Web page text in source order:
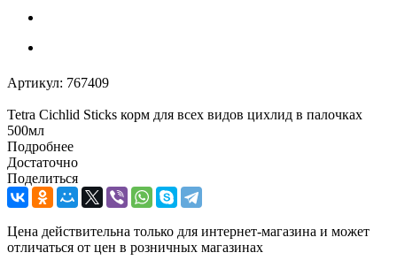
Артикул: 767409
Tetra Cichlid Sticks корм для всех видов цихлид в палочках
500мл
Подробнее
Достаточно
Поделиться
Цена действительна только для интернет-магазина и может
отличаться от цен в розничных магазинах